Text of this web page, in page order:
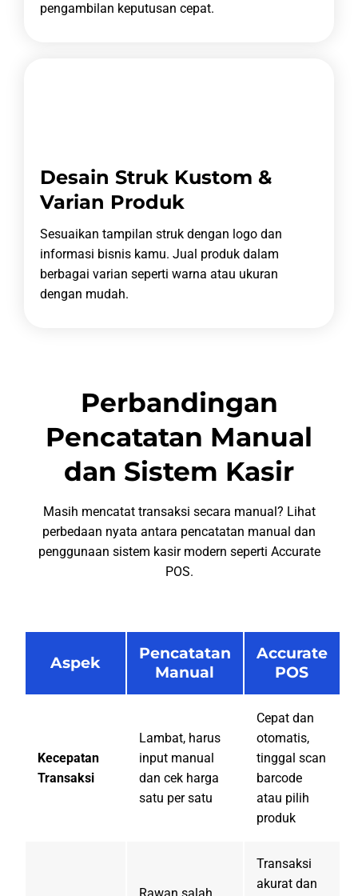
pengambilan keputusan cepat.
Desain Struk Kustom &
Varian Produk
Sesuaikan tampilan struk dengan logo dan
informasi bisnis kamu. Jual produk dalam
berbagai varian seperti warna atau ukuran
dengan mudah.
Perbandingan
Pencatatan Manual
dan Sistem Kasir
Masih mencatat transaksi secara manual? Lihat
perbedaan nyata antara pencatatan manual dan
penggunaan sistem kasir modern seperti Accurate
POS.
Aspek
Pencatatan
Manual
Accurate
POS
Kecepatan
Transaksi
Lambat, harus
input manual
dan cek harga
satu per satu
Cepat dan
otomatis,
tinggal scan
barcode
atau pilih
produk
Transaksi
akurat dan